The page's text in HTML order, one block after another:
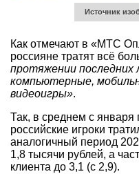
Источник
Как отмечают в «МТС
россияне тратят всё
протяжении
компьютерные,
видеоигры».
Так, в среднем с января
российские игроки
аналогичный период
1,8 тысячи рублей, а
клиента до 3,1 (с 2,9).